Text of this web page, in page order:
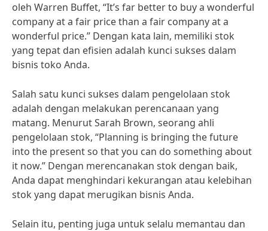
oleh Warren Buffet, “It’s far better to buy a wonderful
company at a fair price than a fair company at a
wonderful price.” Dengan kata lain, memiliki stok
yang tepat dan efisien adalah kunci sukses dalam
bisnis toko Anda.
Salah satu kunci sukses dalam pengelolaan stok
adalah dengan melakukan perencanaan yang
matang. Menurut Sarah Brown, seorang ahli
pengelolaan stok, “Planning is bringing the future
into the present so that you can do something about
it now.” Dengan merencanakan stok dengan baik,
Anda dapat menghindari kekurangan atau kelebihan
stok yang dapat merugikan bisnis Anda.
Selain itu, penting juga untuk selalu memantau dan